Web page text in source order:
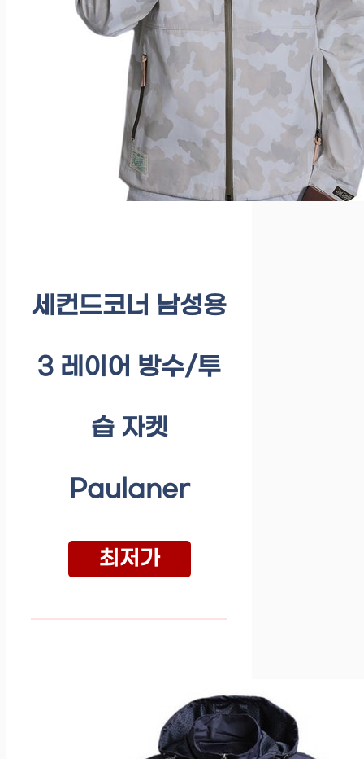
세컨드코너 남성용
3 레이어 방수/투
습 자켓
Paulaner
최저가